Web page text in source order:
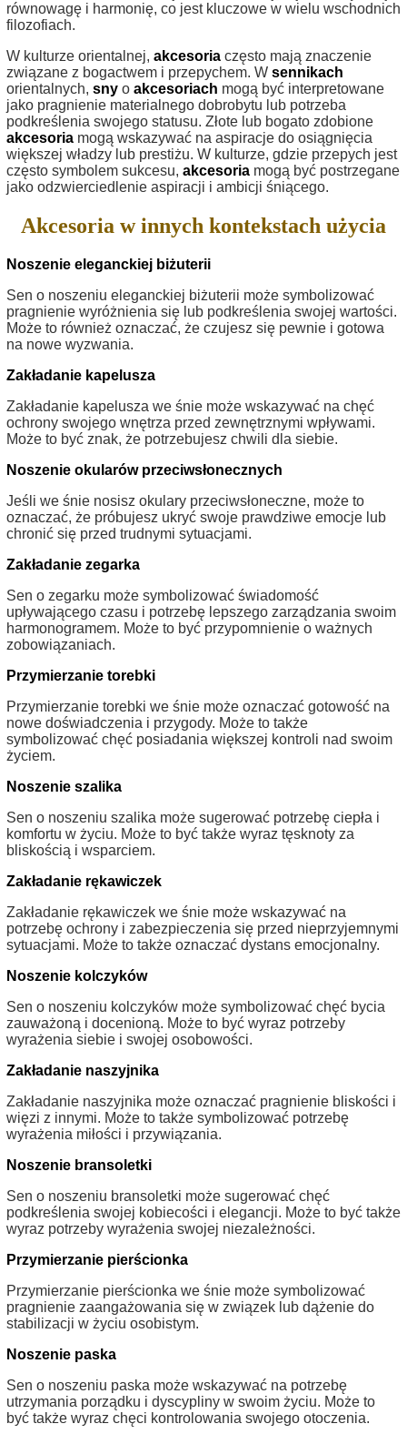
równowagę i harmonię, co jest kluczowe w wielu wschodnich
filozofiach.
W kulturze orientalnej, akcesoria często mają znaczenie
związane z bogactwem i przepychem. W sennikach
orientalnych, sny o akcesoriach mogą być interpretowane
jako pragnienie materialnego dobrobytu lub potrzeba
podkreślenia swojego statusu. Złote lub bogato zdobione
akcesoria mogą wskazywać na aspiracje do osiągnięcia
większej władzy lub prestiżu. W kulturze, gdzie przepych jest
często symbolem sukcesu, akcesoria mogą być postrzegane
jako odzwierciedlenie aspiracji i ambicji śniącego.
Akcesoria w innych kontekstach użycia
Noszenie eleganckiej biżuterii
Sen o noszeniu eleganckiej biżuterii może symbolizować
pragnienie wyróżnienia się lub podkreślenia swojej wartości.
Może to również oznaczać, że czujesz się pewnie i gotowa
na nowe wyzwania.
Zakładanie kapelusza
Zakładanie kapelusza we śnie może wskazywać na chęć
ochrony swojego wnętrza przed zewnętrznymi wpływami.
Może to być znak, że potrzebujesz chwili dla siebie.
Noszenie okularów przeciwsłonecznych
Jeśli we śnie nosisz okulary przeciwsłoneczne, może to
oznaczać, że próbujesz ukryć swoje prawdziwe emocje lub
chronić się przed trudnymi sytuacjami.
Zakładanie zegarka
Sen o zegarku może symbolizować świadomość
upływającego czasu i potrzebę lepszego zarządzania swoim
harmonogramem. Może to być przypomnienie o ważnych
zobowiązaniach.
Przymierzanie torebki
Przymierzanie torebki we śnie może oznaczać gotowość na
nowe doświadczenia i przygody. Może to także
symbolizować chęć posiadania większej kontroli nad swoim
życiem.
Noszenie szalika
Sen o noszeniu szalika może sugerować potrzebę ciepła i
komfortu w życiu. Może to być także wyraz tęsknoty za
bliskością i wsparciem.
Zakładanie rękawiczek
Zakładanie rękawiczek we śnie może wskazywać na
potrzebę ochrony i zabezpieczenia się przed nieprzyjemnymi
sytuacjami. Może to także oznaczać dystans emocjonalny.
Noszenie kolczyków
Sen o noszeniu kolczyków może symbolizować chęć bycia
zauważoną i docenioną. Może to być wyraz potrzeby
wyrażenia siebie i swojej osobowości.
Zakładanie naszyjnika
Zakładanie naszyjnika może oznaczać pragnienie bliskości i
więzi z innymi. Może to także symbolizować potrzebę
wyrażenia miłości i przywiązania.
Noszenie bransoletki
Sen o noszeniu bransoletki może sugerować chęć
podkreślenia swojej kobiecości i elegancji. Może to być także
wyraz potrzeby wyrażenia swojej niezależności.
Przymierzanie pierścionka
Przymierzanie pierścionka we śnie może symbolizować
pragnienie zaangażowania się w związek lub dążenie do
stabilizacji w życiu osobistym.
Noszenie paska
Sen o noszeniu paska może wskazywać na potrzebę
utrzymania porządku i dyscypliny w swoim życiu. Może to
być także wyraz chęci kontrolowania swojego otoczenia.